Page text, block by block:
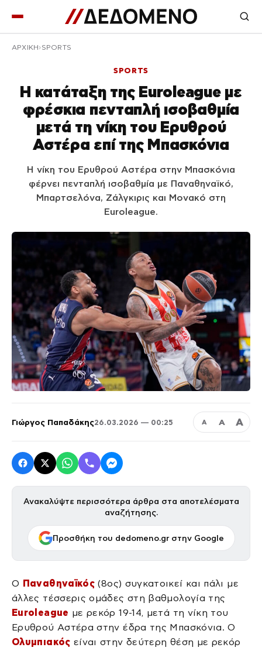
ΑΡΧΙΚΉ SPORTS
SPORTS
Η κατάταξη της Euroleague με
φρέσκια πενταπλή ισοβαθμία
μετά τη νίκη του Ερυθρού
Αστέρα επί της Μπασκόνια
Η νίκη του Ερυθρού Αστέρα στην Μπασκόνια
φέρνει πενταπλή ισοβαθμία με Παναθηναϊκό,
Μπαρτσελόνα, Ζάλγκιρις και Μονακό στη
Euroleague.
Γιώργος Παπαδάκης26.03.2026 — 00:25 Α Α Α
Ανακαλύψτε περισσότερα άρθρα στα αποτελέσματα
αναζήτησης.
Προσθήκη του dedomeno.gr στην Google
Ο Παναθηναϊκός (8ος) συγκατοικεί και πάλι με
άλλες τέσσερις ομάδες στη βαθμολογία της
Euroleague με ρεκόρ 19-14, μετά τη νίκη του
Ερυθρού Αστέρα στην έδρα της Μπασκόνια. Ο
Ολυμπιακός είναι στην δεύτερη θέση με ρεκόρ